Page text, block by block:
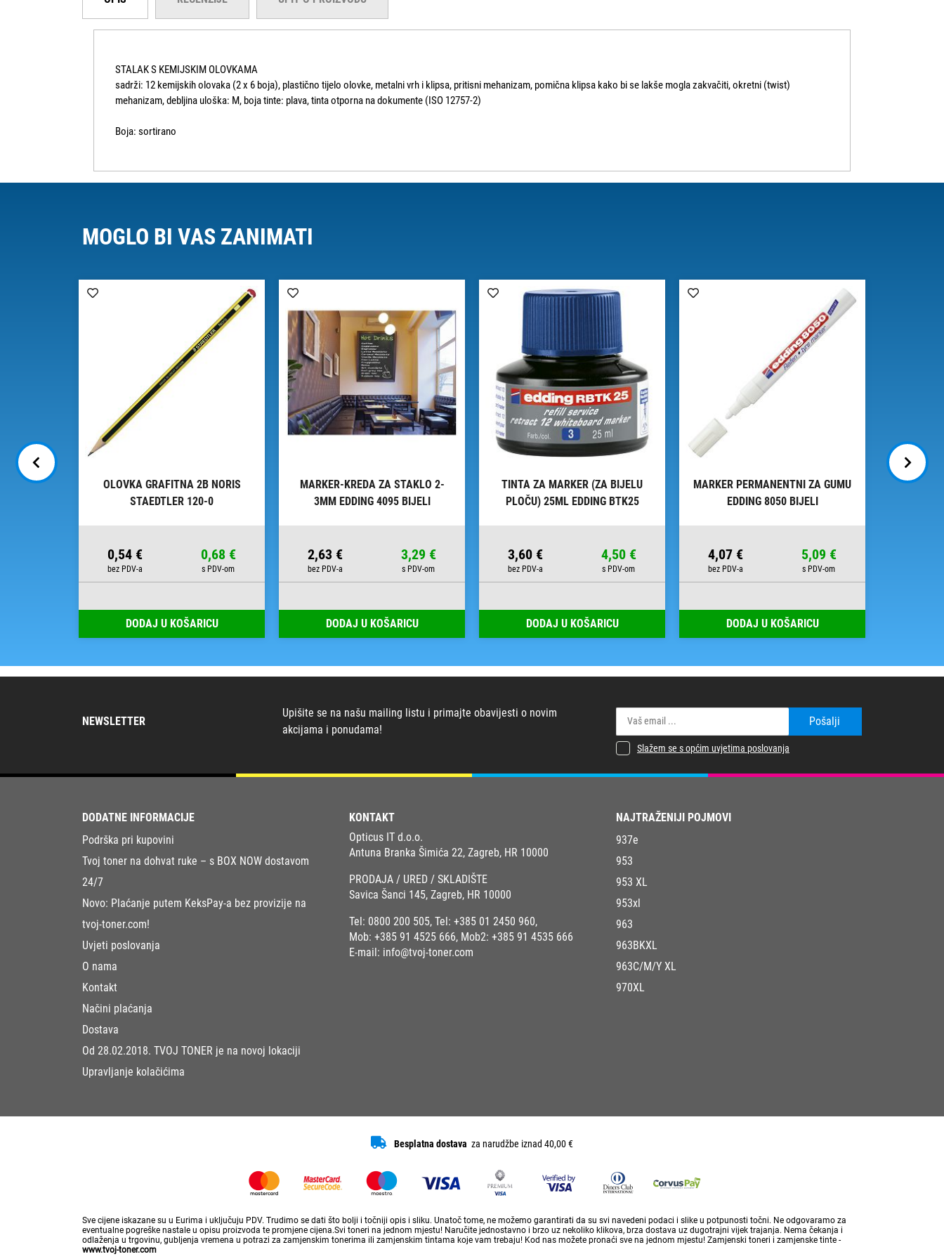
STALAK S KEMIJSKIM OLOVKAMA
sadrži: 12 kemijskih olovaka (2 x 6 boja), plastično tijelo olovke, metalni vrh i klipsa, pritisni mehanizam, pomična klipsa kako bi se lakše mogla zakvačiti, okretni (twist)
mehanizam, debljina uloška: M, boja tinte: plava, tinta otporna na dokumente (ISO 12757-2)
Boja: sortirano
MOGLO BI VAS ZANIMATI
EDDING
OLOVKA GRAFITNA 2B NORIS
STAEDTLER 120-0
0,54 € 0,68 €
DODAJ U KOŠARICU
MARKER-KREDA ZA STAKLO 2-
3MM EDDING 4095 BIJELI
2,63 € 3,29 €
DODAJ U KOŠARICU
TINTA ZA MARKER (ZA BIJELU
PLOČU) 25ML EDDING BTK25
3,60 € 4,50 €
DODAJ U KOŠARICU
MARKER PERMANENTNI ZA GUMU
EDDING 8050 BIJELI
4,07 € 5,09 €
DODAJ U KOŠARICU
MARKER
NEWSLETTER
Upišite se na našu mailing listu i primajte obavijesti o novim
akcijama i ponudama!
Pošalji
Slažem se s općim uvjetima poslovanja
DODATNE INFORMACIJE
Podrška pri kupovini
Tvoj toner na dohvat ruke – s BOX NOW dostavom
24/7
Novo: Plaćanje putem KeksPay-a bez provizije na
tvoj-toner.com!
Uvjeti poslovanja
O nama
Kontakt
Načini plaćanja
Dostava
Od 28.02.2018. TVOJ TONER je na novoj lokaciji
Upravljanje kolačićima
KONTAKT
Opticus IT d.o.o.
Antuna Branka Šimića 22, Zagreb, HR 10000
PRODAJA / URED / SKLADIŠTE
Savica Šanci 145, Zagreb, HR 10000
Tel: 0800 200 505, Tel: +385 01 2450 960,
Mob: +385 91 4525 666, Mob2: +385 91 4535 666
E-mail: info@tvoj-toner.com
NAJTRAŽENIJI POJMOVI
937e
953
953 XL
953xl
963
963BKXL
963C/M/Y XL
970XL
Besplatna dostava za narudžbe iznad 40,00 €
Sve cijene iskazane su u Eurima i uključuju PDV. Trudimo se dati što bolji i točniji opis i sliku. Unatoč tome, ne možemo garantirati da su svi navedeni podaci i slike u potpunosti točni. Ne odgovaramo za
eventualne pogreške nastale u opisu proizvoda te promjene cijena.Svi toneri na jednom mjestu! Naručite jednostavno i brzo uz nekoliko klikova, brza dostava uz dugotrajni vijek trajanja. Nema čekanja i
odlaženja u trgovinu, gubljenja vremena u potrazi za zamjenskim tonerima ili zamjenskim tintama koje vam trebaju! Kod nas možete pronaći sve na jednom mjestu! Zamjenski toneri i zamjenske tinte -
www.tvoj-toner.com